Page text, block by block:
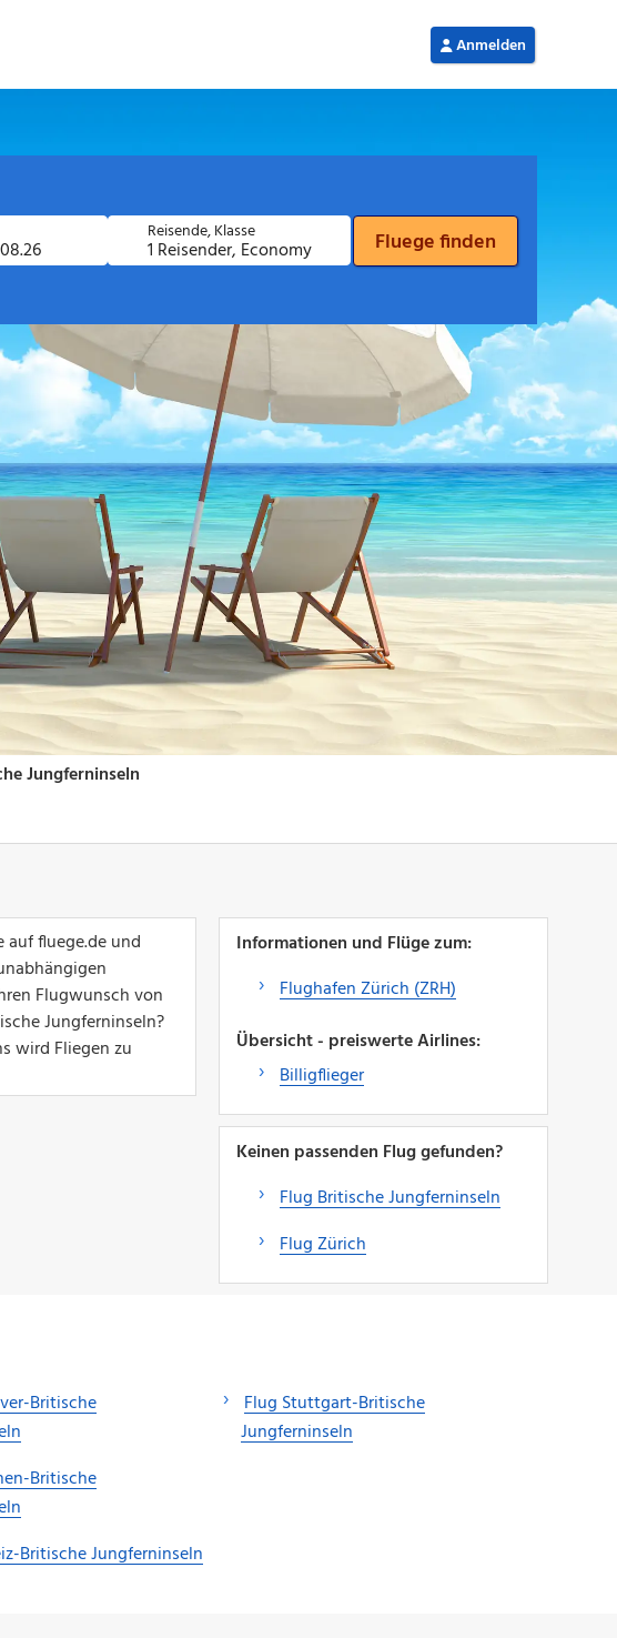
auf fluege.de und
Flugwunsch von
Jungferninseln?
wird Fliegen zu
Informationen und Flüge zum:
Flughafen Zürich (ZRH)
Übersicht - preiswerte Airlines:
Billigflieger
Keinen passenden Flug gefunden?
Flug Britische Jungferninseln
Flug Zürich
Britische
Britische
Britische Jungferninseln
Flug Stuttgart-Britische
Jungferninseln